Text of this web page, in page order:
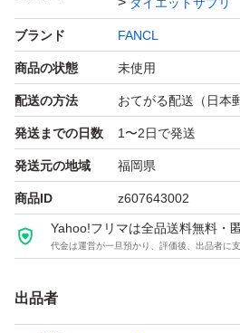
ダイエットサプリ
ブランド FANCL
商品の状態 未使用
配送の方法 おてがる配送（日本
発送までの日数 1〜2日で発送
発送元の地域 福岡県
商品ID z607643002
Yahoo!フリマは全品送料無料・
代金は運営が一旦預かり、評価後、出品者に
出品者